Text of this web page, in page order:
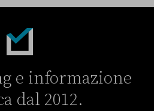
e informazione
dal 2012.